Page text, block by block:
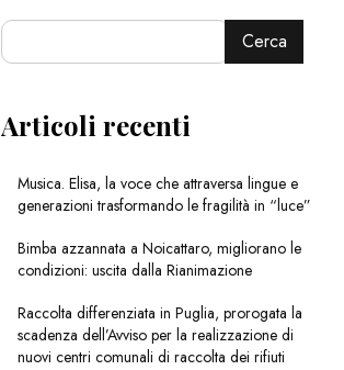
Cerca
Articoli recenti
Musica. Elisa, la voce che attraversa lingue e
generazioni trasformando le fragilità in “luce”
Bimba azzannata a Noicattaro, migliorano le
condizioni: uscita dalla Rianimazione
Raccolta differenziata in Puglia, prorogata la
scadenza dell’Avviso per la realizzazione di
nuovi centri comunali di raccolta dei rifiuti